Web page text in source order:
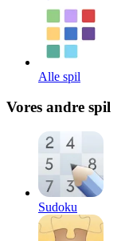
Alle spil
Vores andre spil
Sudoku